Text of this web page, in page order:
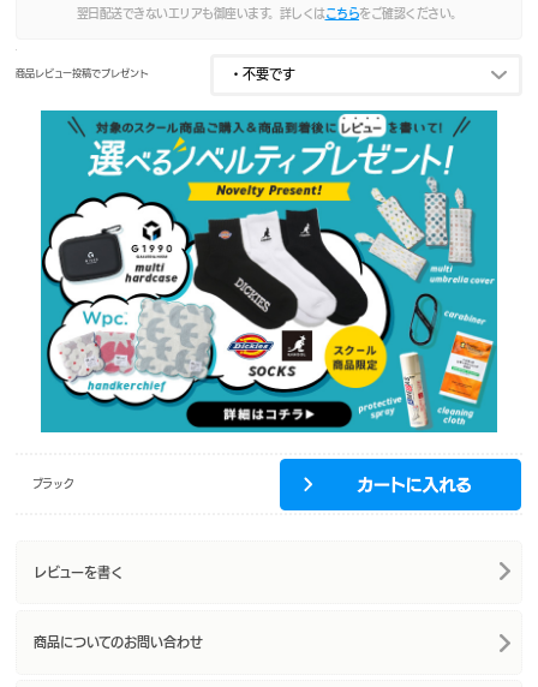
翌日配送できないエリアも御座います。詳しくは こちらをご確認ください。
商品レビュー投稿でプレゼント
ブラック
レビューを書く
商品についてのお問い合わせ